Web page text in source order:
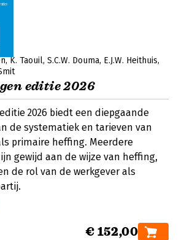
K. Taouil S.C.W. Douma E.J.W. Heithuis
editie 2026
2026 biedt een diepgaande
de systematiek en tarieven van
primaire heffing. Meerdere
gewijd aan de wijze van heffing,
de rol van de werkgever als
€ 152,00